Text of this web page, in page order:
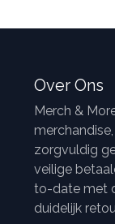
Over Ons
Merch &
zorgvuldig
veilige
to-date met
duidelijk